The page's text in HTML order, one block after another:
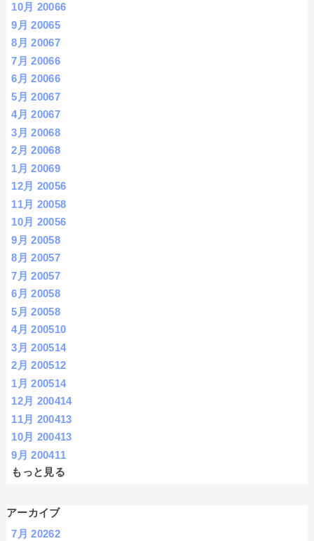
10月 20066
9月 20065
8月 20067
7月 20066
6月 20066
5月 20067
4月 20067
3月 20068
2月 20068
1月 20069
12月 20056
11月 20058
10月 20056
9月 20058
8月 20057
7月 20057
6月 20058
5月 20058
4月 200510
3月 200514
2月 200512
1月 200514
12月 200414
11月 200413
10月 200413
9月 200411
もっと見る
アーカイブ
7月 20262